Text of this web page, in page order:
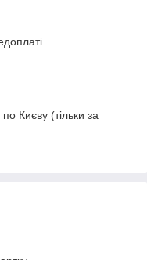
Києву (тільки за